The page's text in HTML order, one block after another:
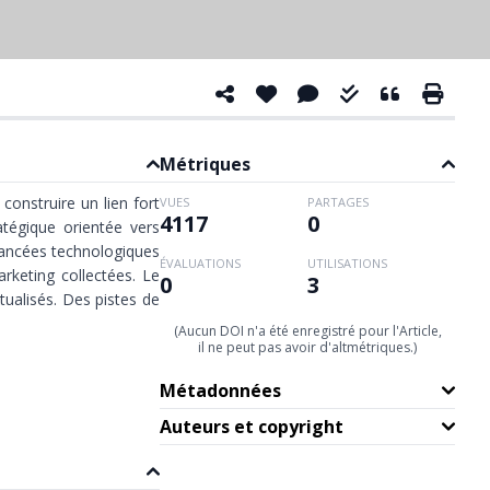
construire un lien fort
orientée vers
technologiques
collectées. Le
Des pistes de
Métriques
VUES
4117
PARTAGES
0
ÉVALUATIONS
0
UTILISATIONS
3
(Aucun DOI n'a été enregistré pour l'Article,
il ne peut pas avoir d'altmétriques.)
Métadonnées
Auteurs et copyright